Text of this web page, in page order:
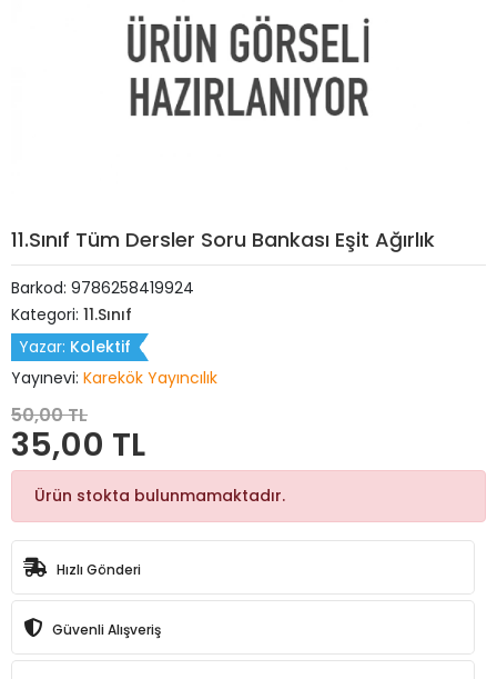
11.Sınıf Tüm Dersler Soru Bankası Eşit Ağırlık
Barkod: 9786258419924
Kategori: 11.Sınıf
Yazar: Kolektif
Yayınevi: Karekök Yayıncılık
50,00 TL
35,00 TL
Ürün stokta bulunmamaktadır.
Hızlı Gönderi
Güvenli Alışveriş